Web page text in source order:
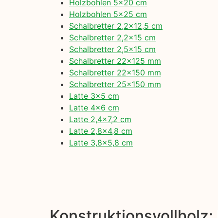
Holzbohlen 5×20 cm
Holzbohlen 5×25 cm
Schalbretter 2,2×12,5 cm
Schalbretter 2,2×15 cm
Schalbretter 2,5×15 cm
Schalbretter 22×125 mm
Schalbretter 22×150 mm
Schalbretter 25×150 mm
Latte 3×5 cm
Latte 4×6 cm
Latte 2,4×7,2 cm
Latte 2,8×4,8 cm
Latte 3,8×5,8 cm